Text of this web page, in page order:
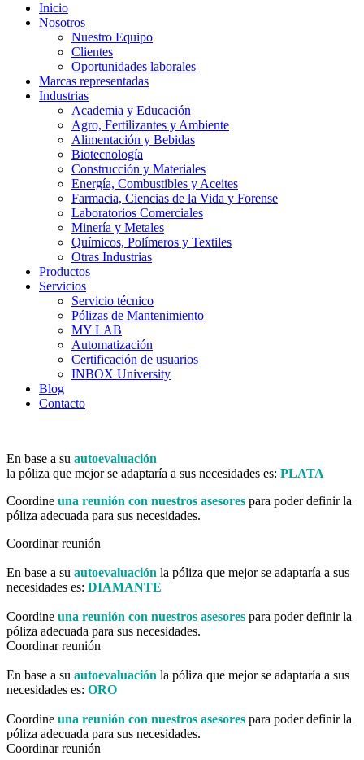
Inicio
Nosotros
Nuestro Equipo
Clientes
Oportunidades laborales
Marcas representadas
Industrias
Academia y Educación
Agro, Fertilizantes y Ambiente
Alimentación y Bebidas
Biotecnología
Construcción y Materiales
Energía, Combustibles y Aceites
Farmacia, Ciencias de la Vida y Forense
Laboratorios Comerciales
Minería y Metales
Químicos, Polímeros y Textiles
Otras Industrias
Productos
Servicios
Servicio técnico
Pólizas de Mantenimiento
MY LAB
Automatización
Certificación de usuarios
INBOX University
Blog
Contacto
En base a su autoevaluación
la póliza que mejor se adaptaría a sus necesidades es: PLATA
Coordine una reunión con nuestros asesores para poder definir la
póliza adecuada para sus necesidades.
Coordinar reunión
En base a su autoevaluación la póliza que mejor se adaptaría a sus
necesidades es: DIAMANTE
Coordine una reunión con nuestros asesores para poder definir la
póliza adecuada para sus necesidades.
Coordinar reunión
En base a su autoevaluación la póliza que mejor se adaptaría a sus
necesidades es: ORO
Coordine una reunión con nuestros asesores para poder definir la
póliza adecuada para sus necesidades.
Coordinar reunión